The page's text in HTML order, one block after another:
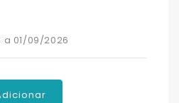
01/09/2026